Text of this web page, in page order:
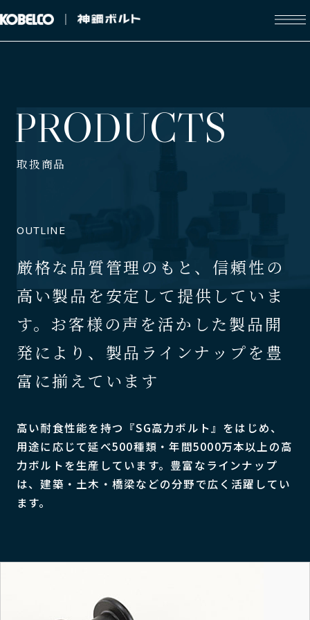
PRODUCTS
取扱商品
厳格な品質管理のもと、信頼性の
高い製品を安定して提供していま
す。お客様の声を活か した製品開
発により、製品ラインナップを豊
富に揃えています
高い耐食性能を持つ『SG高力ボルト』をはじめ、
用途に応じて延べ500種類・年間5000万本以上の高
力ボルトを生産しています。豊富なラインナ ップ
は、建築・土木・橋梁などの分野で広く活躍してい
ます。